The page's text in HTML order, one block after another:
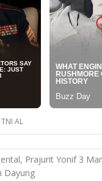
TNI AL
Prajurit Yonif 3
Dayung